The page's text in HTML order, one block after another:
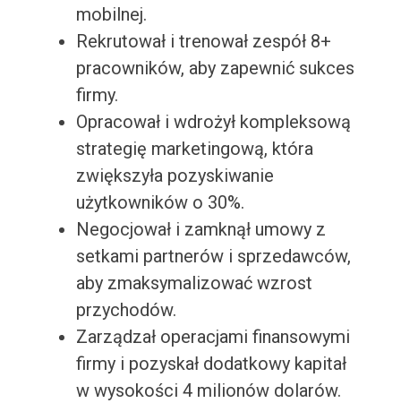
mobilnej.
Rekrutował i trenował zespół 8+
pracowników, aby zapewnić sukces
firmy.
Opracował i wdrożył kompleksową
strategię marketingową, która
zwiększyła pozyskiwanie
użytkowników o 30%.
Negocjował i zamknął umowy z
setkami partnerów i sprzedawców,
aby zmaksymalizować wzrost
przychodów.
Zarządzał operacjami finansowymi
firmy i pozyskał dodatkowy kapitał
w wysokości 4 milionów dolarów.